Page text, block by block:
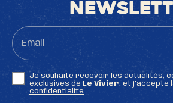
Email
Je souhaite recevoir les actualités,
exclusives de Le Vivier, et j’accepte
confidentialité.